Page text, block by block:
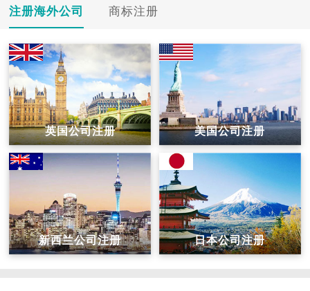
注册海外公司 商标注册
英国公司注册 美国公司注册
新西兰公司注册 日本公司注册